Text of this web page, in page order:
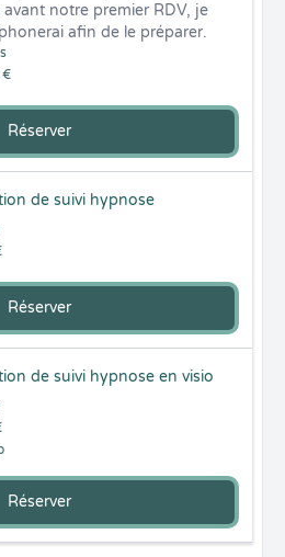
€
avant notre premier RDV, je
afin de le préparer.
Réserver
de suivi hypnose
Réserver
de suivi hypnose en visio
Réserver